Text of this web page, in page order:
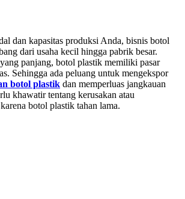
dan kapasitas produksi Anda, bisnis botol
dari usaha kecil hingga pabrik besar.
panjang, botol plastik memiliki pasar
Sehingga ada peluang untuk mengekspor
botol plastik dan memperluas jangkauan
khawatir tentang kerusakan atau
botol plastik tahan lama.